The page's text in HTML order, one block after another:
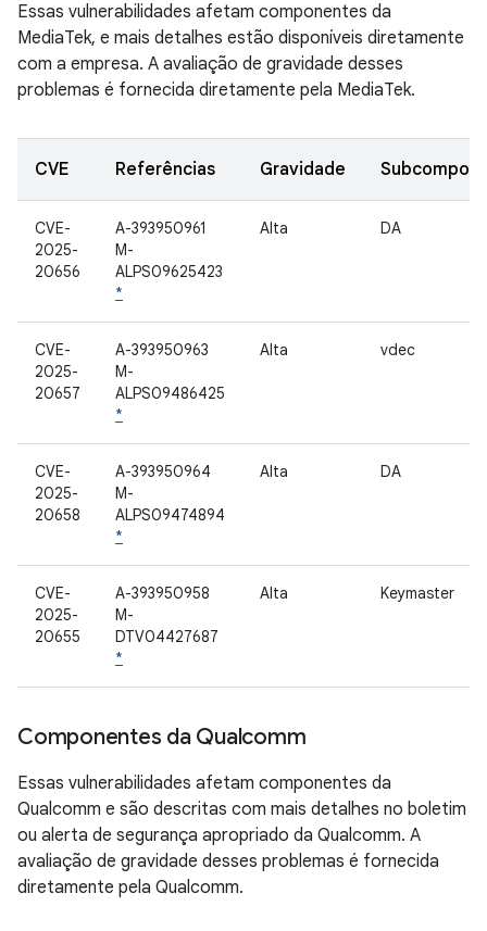
Essas vulnerabilidades afetam componentes da
MediaTek, e mais detalhes estão disponíveis diretamente
com a empresa. A avaliação de gravidade desses
problemas é fornecida diretamente pela MediaTek.
CVE Referências Gravidade
CVE-
2025-
20656
A-393950961
M-
ALPS09625423
*
Alta DA
CVE-
2025-
20657
A-393950963
M-
ALPS09486425
*
Alta vdec
CVE-
2025-
20658
A-393950964
M-
ALPS09474894
*
Alta DA
CVE-
2025-
20655
A-393950958
M-
DTV04427687
*
Alta Keymaster
Componentes da Qualcomm
Essas vulnerabilidades afetam componentes da
Qualcomm e são descritas com mais detalhes no boletim
ou alerta de segurança apropriado da Qualcomm. A
avaliação de gravidade desses problemas é fornecida
diretamente pela Qualcomm.